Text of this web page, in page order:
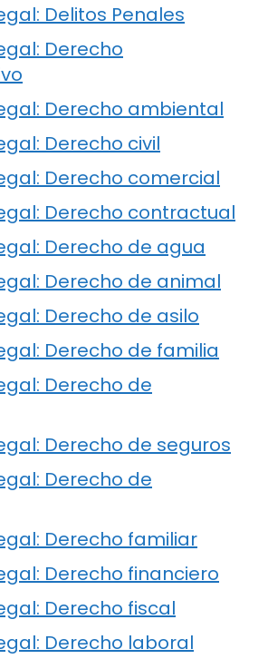
Delitos Penales
Derecho
Derecho ambiental
Derecho civil
Derecho comercial
Derecho contractual
Derecho de agua
Derecho de animal
Derecho de asilo
Derecho de familia
Derecho de
Derecho de seguros
Derecho de
Derecho familiar
Derecho financiero
Derecho fiscal
Derecho laboral